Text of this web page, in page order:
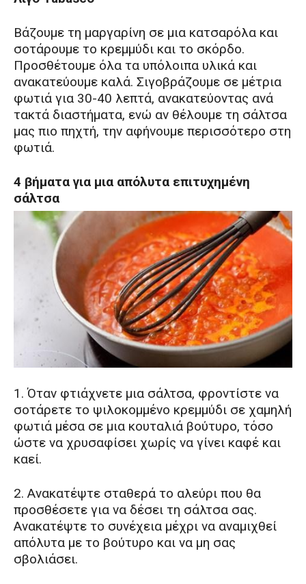
Βάζουμε τη μαργαρίνη σε μια κατσαρόλα και
σοτάρουμε το κρεμμύδι και το σκόρδο.
Προσθέτουμε όλα τα υπόλοιπα υλικά και
ανακατεύουμε καλά. Σιγοβράζουμε σε μέτρια
φωτιά για 30-40 λεπτά, ανακατεύοντας ανά
τακτά διαστήματα, ενώ αν θέλουμε τη σάλτσα
μας πιο πηχτή, την αφήνουμε περισσότερο στη
φωτιά.
4 βήματα για μια απόλυτα επιτυχημένη
σάλτσα
1. Όταν φτιάχνετε μια σάλτσα, φροντίστε να
σοτάρετε το ψιλοκομμένο κρεμμύδι σε χαμηλή
φωτιά μέσα σε μια κουταλιά βούτυρο, τόσο
ώστε να χρυσαφίσει χωρίς να γίνει καφέ και
καεί.
2. Ανακατέψτε σταθερά το αλεύρι που θα
προσθέσετε για να δέσει τη σάλτσα σας.
Ανακατέψτε το συνέχεια μέχρι να αναμιχθεί
απόλυτα με το βούτυρο και να μη σας
σβολιάσει.